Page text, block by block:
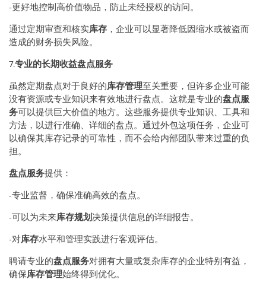
-更好地控制高价值物品，防止未经授权的访问。
通过定期审查和核实库存 ，企业可以显著降低因缩水或被盗而
造成的财务损失风险。
7.专业的长期收益盘点服务
虽然定期盘点对于良好的库存管理至关重要，但许多企业可能
没有资源或专业知识来有效地进行盘点。这就是专业的盘点服
务可以提供巨大价值的地方。这些服务提供专业知识、工具和
方法，以进行准确、详细的盘点。通过外包这项任务，企业可
以确保其库存记录的可靠性，而不会给内部团队带来过重的负
担。
盘点服务提供：
-专业监督，确保准确高效的盘点。
-可以为未来库存规划决策提供信息的详细报告。
-对库存水平和管理实践进行客观评估。
聘请专业的盘点服务对拥有大量或复杂库存的企业特别有益，
确保库存管理始终得到优化。